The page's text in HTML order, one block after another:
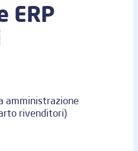
ERP
amministrazione
rivenditori)